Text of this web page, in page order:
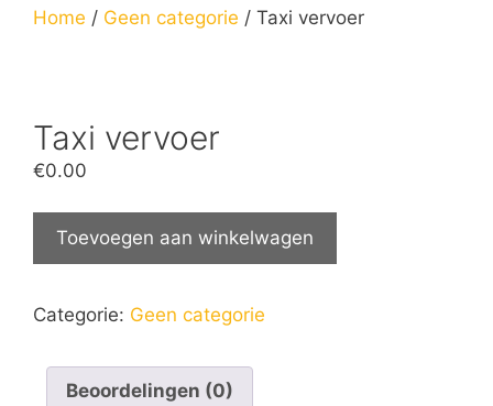
Home / Geen categorie / Taxi vervoer
Taxi vervoer
€0.00
Toevoegen aan winkelwagen
Categorie: Geen categorie
Beoordelingen (0)